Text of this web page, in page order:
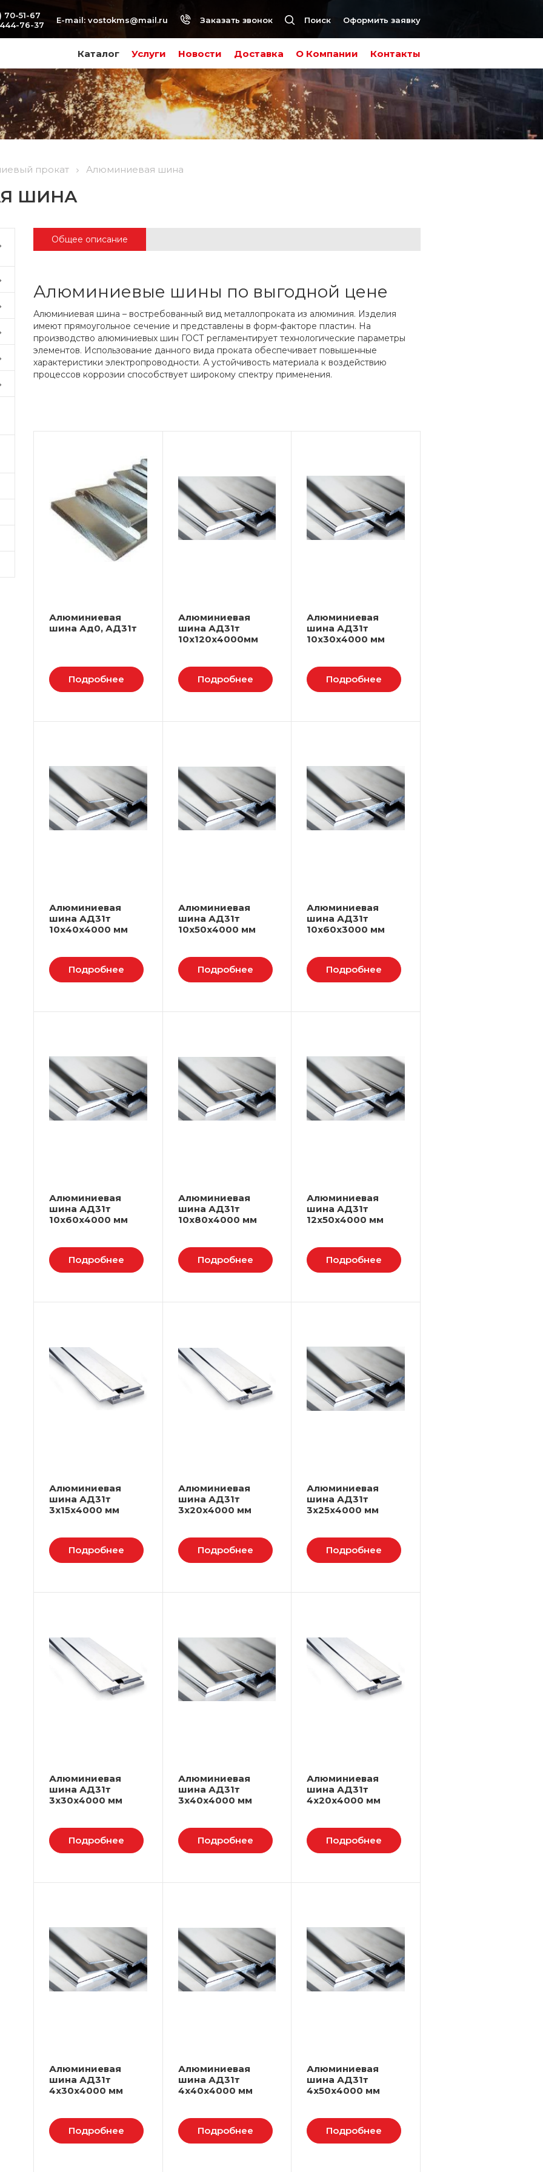
Каталог Услуги Новости Доставка О Компании Контакты
70-51-67
76-37
E-mail: vostokms@mail.ru Заказать звонок Поиск Оформить заявку
прокат Алюминиевая шина
ШИНА
Общее описание
Алюминиевые шины по выгодной цене
Алюминиевая шина – востребованный вид металлопроката из алюминия. Изделия
имеют прямоугольное сечение и представлены в форм-факторе пластин. На
производство алюминиевых шин ГОСТ регламентирует технологические параметры
элементов. Использование данного вида проката обеспечивает повышенные
характеристики электропроводности. А устойчивость материала к воздействию
процессов коррозии способствует широкому спектру применения.
Алюминиевая
шина Ад0, АД31т
Подробнее
Алюминиевая
шина АД31т
10х120х4000мм
Подробнее
Алюминиевая
шина АД31т
10х30х4000 мм
Подробнее
Алюминиевая
шина АД31т
10х40х4000 мм
Подробнее
Алюминиевая
шина АД31т
10х50х4000 мм
Подробнее
Алюминиевая
шина АД31т
10х60х3000 мм
Подробнее
Алюминиевая
шина АД31т
10х60х4000 мм
Подробнее
Алюминиевая
шина АД31т
10х80х4000 мм
Подробнее
Алюминиевая
шина АД31т
12х50х4000 мм
Подробнее
Алюминиевая
шина АД31т
3х15х4000 мм
Подробнее
Алюминиевая
шина АД31т
3х20х4000 мм
Подробнее
Алюминиевая
шина АД31т
3х25х4000 мм
Подробнее
Алюминиевая
шина АД31т
3х30х4000 мм
Подробнее
Алюминиевая
шина АД31т
3х40х4000 мм
Подробнее
Алюминиевая
шина АД31т
4х20х4000 мм
Подробнее
Алюминиевая
шина АД31т
4х30х4000 мм
Подробнее
Алюминиевая
шина АД31т
4х40х4000 мм
Подробнее
Алюминиевая
шина АД31т
4х50х4000 мм
Подробнее